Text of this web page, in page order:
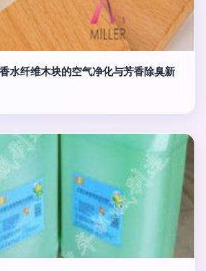
水纤维木块的空气净化与芳香除臭新